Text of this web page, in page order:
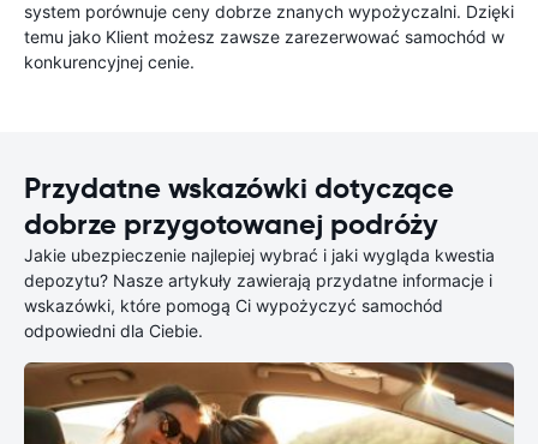
system porównuje ceny dobrze znanych wypożyczalni. Dzięki
temu jako Klient możesz zawsze zarezerwować samochód w
konkurencyjnej cenie.
Przydatne wskazówki dotyczące
dobrze przygotowanej podróży
Jakie ubezpieczenie najlepiej wybrać i jaki wygląda kwestia
depozytu? Nasze artykuły zawierają przydatne informacje i
wskazówki, które pomogą Ci wypożyczyć samochód
odpowiedni dla Ciebie.